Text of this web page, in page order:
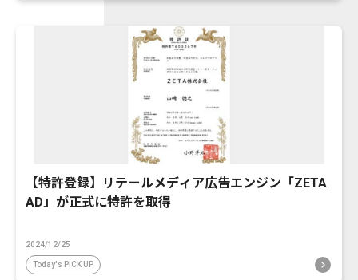
【特許登録】リテールメディア広告エンジン「ZETA
AD」が正式に特許を取得
2024/12/25
Today's PICK UP